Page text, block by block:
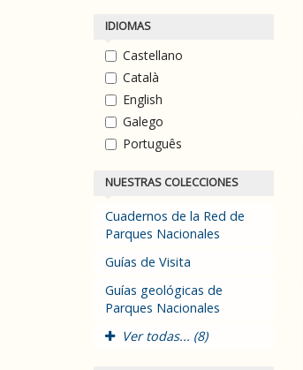
IDIOMAS
Castellano
Català
English
Galego
Português
NUESTRAS COLECCIONES
Cuadernos de la Red de
Parques Nacionales
Guías de Visita
Guías geológicas de
Parques Nacionales
Ver todas... (8)